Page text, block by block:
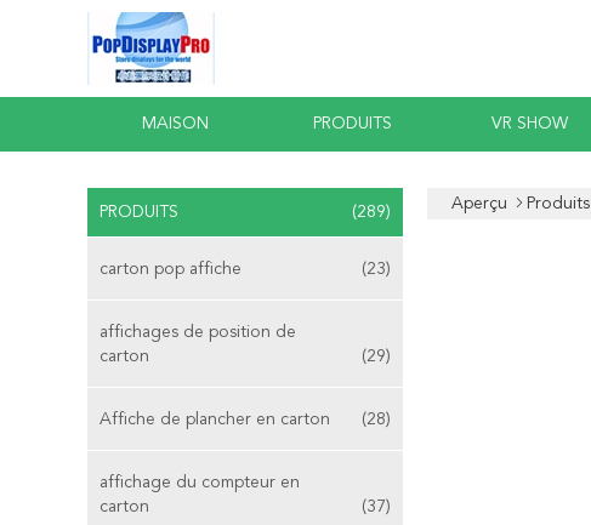
MAISON PRODUITS VR SHOW
PRODUITS (289)
carton pop affiche (23)
affichages de position de
carton
(29)
Affiche de plancher en carton (28)
affichage du compteur en
carton
(37)
Aperçu Produits